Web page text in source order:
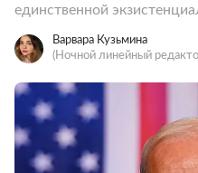
единственной
Варвара Кузьмина
(Ночной линейный